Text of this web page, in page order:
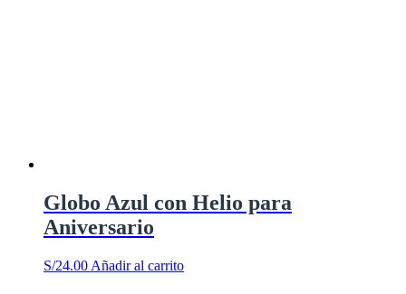
Globo Azul con Helio para
Aniversario
S/24.00 Añadir al carrito